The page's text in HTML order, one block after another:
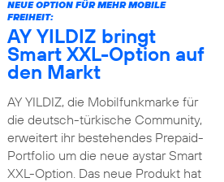
NEUE OPTION FÜR MEHR MOBILE
FREIHEIT:
AY YILDIZ bringt
Smart XXL-Option auf
den Markt
AY YILDIZ, die Mobilfunkmarke für
die deutsch-türkische Community,
erweitert ihr bestehendes Prepaid-
Portfolio um die neue aystar Smart
XXL-Option. Das neue Produkt hat